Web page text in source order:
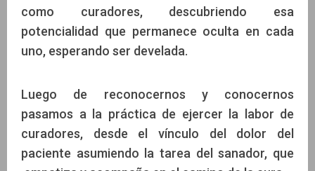
como curadores, descubriendo esa
potencialidad que permanece oculta en cada
uno, esperando ser develada.
Luego de reconocernos y conocernos
pasamos a la práctica de ejercer la labor de
curadores, desde el vínculo del dolor del
paciente asumiendo la tarea del sanador, que